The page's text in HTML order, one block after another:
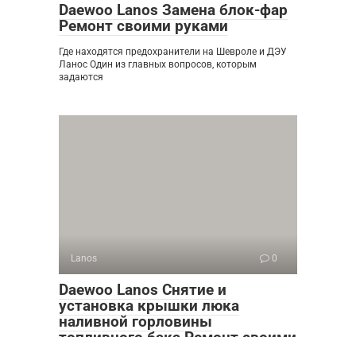
Daewoo Lanos Замена блок-фар
Ремонт своими руками
Где находятся предохранители на Шевроле и ДЭУ
Ланос Один из главных вопросов, которым
задаются
Lanos 0
Daewoo Lanos Снятие и
установка крышки люка
наливной горловины